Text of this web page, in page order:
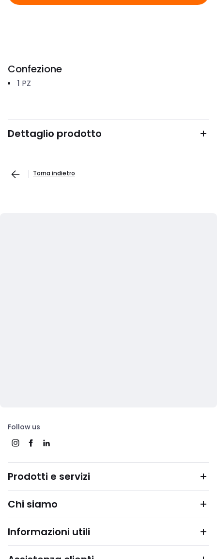
Confezione
1 PZ
Dettaglio prodotto
Torna indietro
Follow us
Prodotti e servizi
Chi siamo
Informazioni utili